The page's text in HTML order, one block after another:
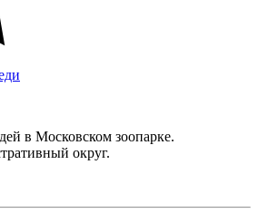
в Московском зоопарке.
округ.